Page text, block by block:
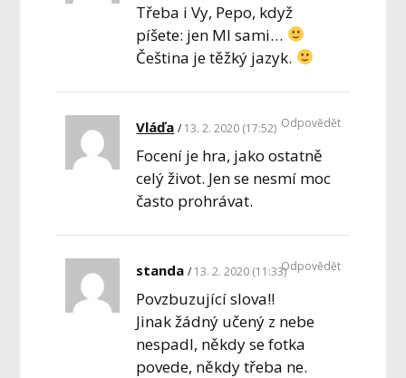
Třeba i Vy, Pepo, když
píšete: jen MI sami…
Čeština je těžký jazyk.
Vláďa 13. 2. 2020 (17:52)
Focení je hra, jako ostatně
celý život. Jen se nesmí moc
často prohrávat.
Odpovědět
standa 13. 2. 2020 (11:33)
Povzbuzující slova!!
Jinak žádný učený z nebe
nespadl, někdy se fotka
povede, někdy třeba ne.
Odpovědět